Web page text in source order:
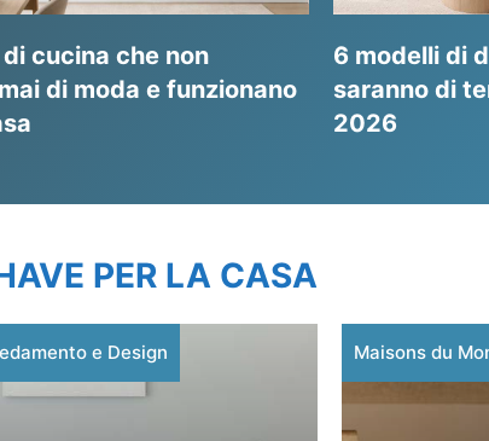
cucina che non
di moda e funzionano
6 modelli di
saranno di
2026
PER LA CASA
e Design Maisons du